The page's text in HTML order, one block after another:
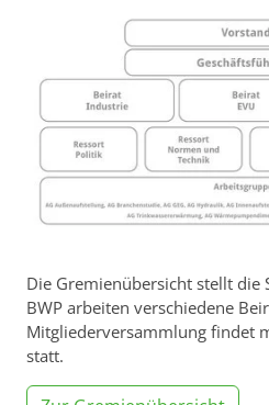
Die Gremienübersicht stellt die
BWP arbeiten verschiedene
Mitgliederversammlung findet
statt.